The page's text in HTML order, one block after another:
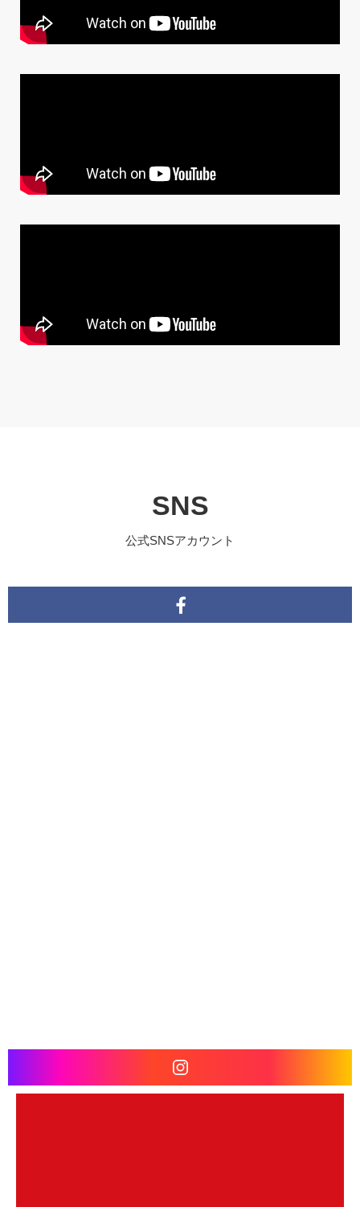
SNS
公式SNSアカウント